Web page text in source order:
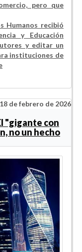
pero que
Humanos recibió
y Educación
y editar un
instituciones de
de febrero de 2026
"gigante con
no un hecho